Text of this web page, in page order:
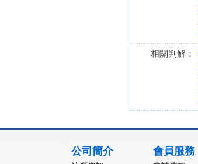
相關判解：
公司簡介 會員服務